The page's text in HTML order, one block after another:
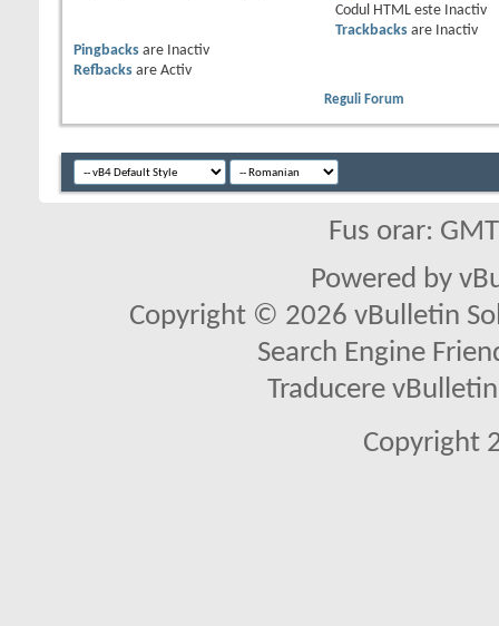
Codul HTML este
Inactiv
Trackbacksare
Inactiv
Pingbacks are
Inactiv
Refbacks are Activ
Reguli Forum
Fus orar:
Powered by
Copyright © 2026 vBulletin
Search Engine
Traducere
Copyright